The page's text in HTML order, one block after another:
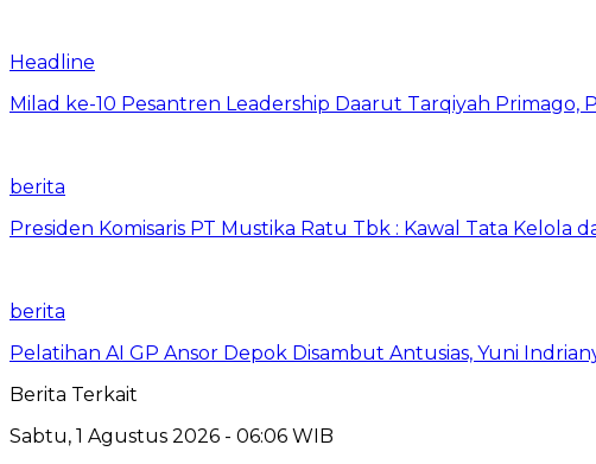
Headline
Milad ke-10 Pesantren Leadership Daarut Tarqiyah
berita
Presiden Komisaris PT Mustika Ratu Tbk : Kawal Tata Kelola
berita
Pelatihan AI GP Ansor Depok Disambut Antusias, Yuni
Berita Terkait
Sabtu, 1 Agustus 2026 - 06:06 WIB